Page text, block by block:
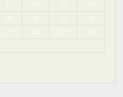
13 14 15 16
20 21 23
27 28 29 30